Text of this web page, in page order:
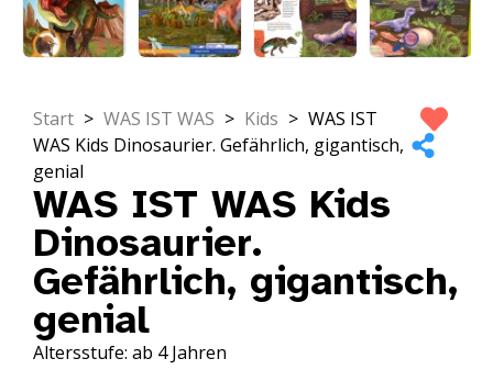
Start > WAS IST WAS > Kids > WAS IST
WAS Kids Dinosaurier. Gefährlich, gigantisch,
genial
WAS IST WAS Kids
Dinosaurier.
Gefährlich, gigantisch,
genial
Altersstufe: ab 4 Jahren